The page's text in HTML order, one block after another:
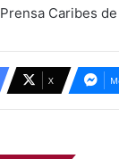
Caribes
X